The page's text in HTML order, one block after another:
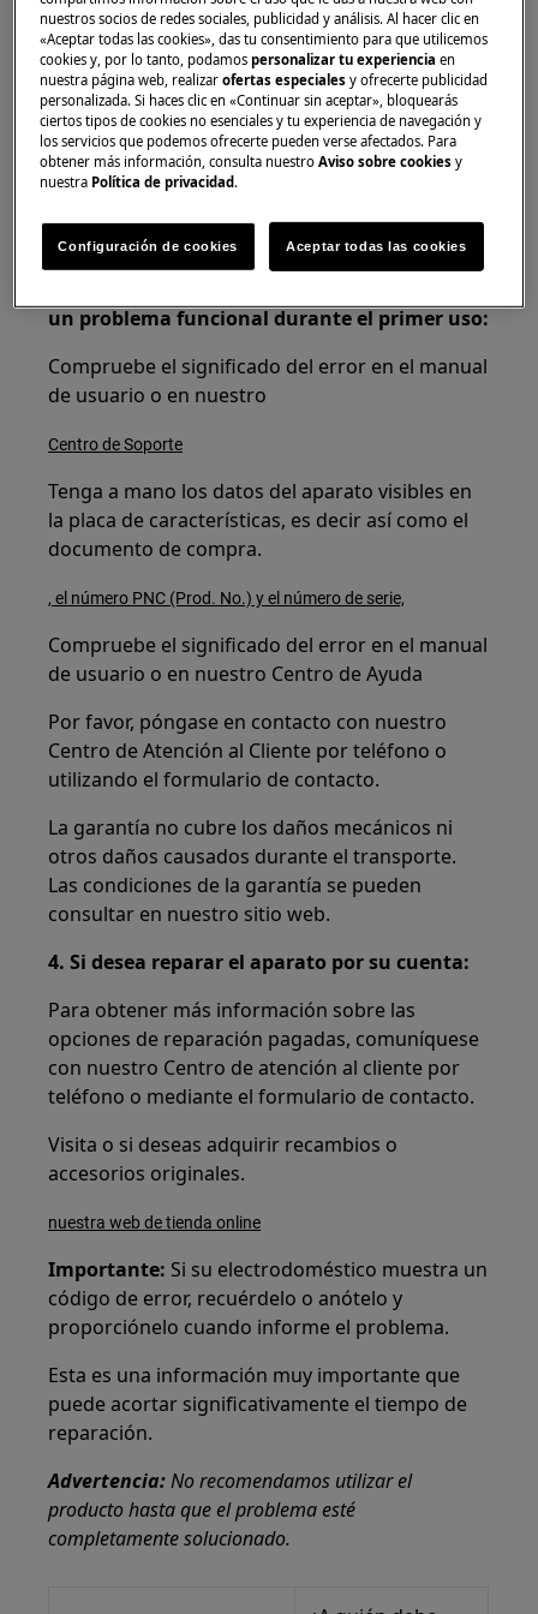
o el primer uso:
Por favor, póngase en contacto con su
distribuidor inmediatamente para informar de
cualquier daño en el aparato entregado.
Los datos de contacto de los distribuidores se
de entrega.
un problema funcional durante el primer uso:
Compruebe el significado del error en el manual
de usuario o en nuestro
Centro de Soporte
Tenga a mano los datos del aparato visibles en
la placa de características, es decir así como el
documento de compra.
, el número PNC (Prod. No.) y el número de serie,
Compruebe el significado del error en el manual
de usuario o en nuestro Centro de Ayuda
Por favor, póngase en contacto con nuestro
Centro de Atención al Cliente por teléfono o
utilizando el formulario de contacto.
La garantía no cubre los daños mecánicos ni
otros daños causados durante el transporte.
Las condiciones de la garantía se pueden
consultar en nuestro sitio web.
4. Si desea reparar el aparato por su cuenta:
Para obtener más información sobre las
opciones de reparación pagadas, comuníquese
con nuestro Centro de atención al cliente por
teléfono o mediante el formulario de contacto.
Visita o si deseas adquirir recambios o
accesorios originales.
nuestra web de tienda online
Importante: Si su electrodoméstico muestra un
código de error, recuérdelo o anótelo y
proporciónelo cuando informe el problema.
Esta es una información muy importante que
puede acortar significativamente el tiempo de
reparación.
Advertencia:No recomendamos utilizar el
producto hasta que el problema esté
completamente solucionado.
nuestros socios de redes sociales, publicidad y análisis. Al hacer clic en
«Aceptar todas las cookies», das tu consentimiento para que utilicemos
cookies y, por lo tanto, podamospersonalizar tu experienciaen
nuestra página web, realizarofertas especiales y ofrecerte publicidad
personalizada. Si haces clic en «Continuar sin aceptar», bloquearás
ciertos tipos de cookies no esenciales y tu experiencia de navegación y
los servicios que podemos ofrecerte pueden verse afectados. Para
obtener más información, consulta nuestroAviso sobre cookiesy
nuestra Política de privacidad.
Configuración de cookies Aceptar todas las cookies